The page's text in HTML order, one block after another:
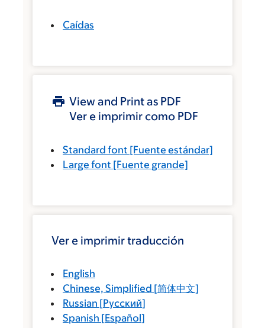
Caídas
View and Print as PDF
Ver e imprimir como PDF
Standard font [Fuente estándar]
Large font [Fuente grande]
Ver e imprimir traducción
English
Chinese, Simplified [简体中文]
Russian [Русский]
Spanish [Español]